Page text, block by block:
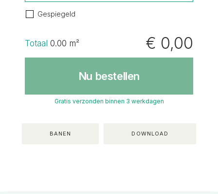
Gespiegeld
Totaal 0.00 m² € 0,00
Nu bestellen
Gratis verzonden binnen 3 werkdagen
BANEN DOWNLOAD